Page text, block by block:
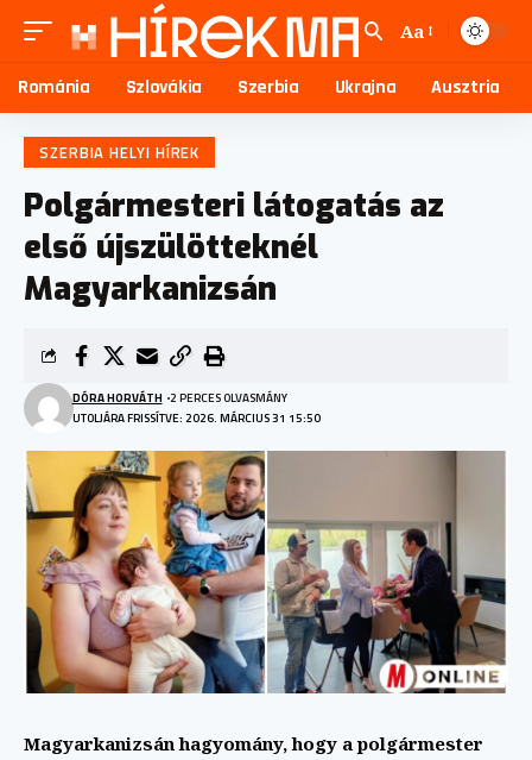
Aa
Románia Szlovákia Szerbia Ukrajna Ausztria
SZERBIA HELYI HÍREK
Polgármesteri látogatás az
első újszülötteknél
Magyarkanizsán
UTOLJÁRA FRISSÍTVE: 2026. MÁRCIUS 31 15:50
DÓRA HORVÁTH 2 PERCES OLVASMÁNY
Magyarkanizsán hagyomány, hogy a polgármester